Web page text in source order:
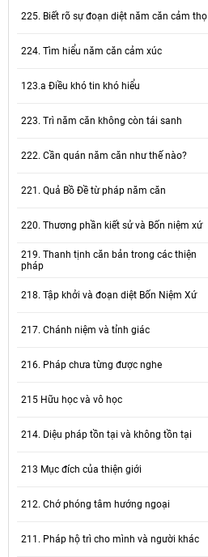
225. Biết rõ sự đoạn diệt năm căn cảm thọ
224. Tìm hiểu năm căn cảm xúc
123.a Điều khó tin khó hiểu
223. Trì năm căn không còn tái sanh
222. Cần quán năm căn như thế nào?
221. Quả Bồ Đề từ pháp năm căn
220. Thương phần kiết sử và Bốn niệm xứ
219. Thanh tịnh căn bản trong các thiện
pháp
218. Tập khởi và đoạn diệt Bốn Niệm Xứ
217. Chánh niệm và tỉnh giác
216. Pháp chưa từng được nghe
215 Hữu học và vô học
214. Diệu pháp tồn tại và không tồn tại
213 Mục đích của thiện giới
212. Chớ phóng tâm hướng ngoại
211. Pháp hộ trì cho mình và người khác